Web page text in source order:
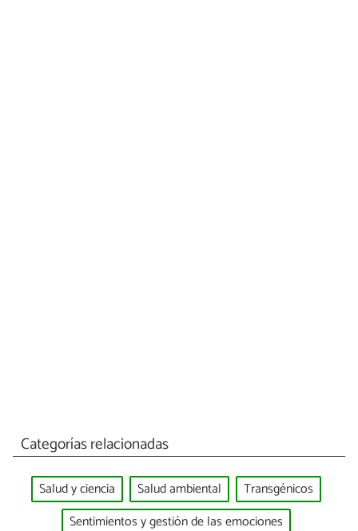
Categorías relacionadas
Salud y ciencia Salud ambiental
Transgénicos
Sentimientos y gestión de las emociones